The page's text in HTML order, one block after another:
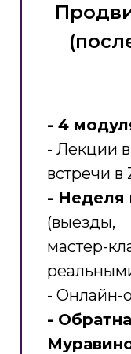
- 4
- Лекции
встречи в
- Неделя
(выезды,
мастер-
- Онлайн-
-